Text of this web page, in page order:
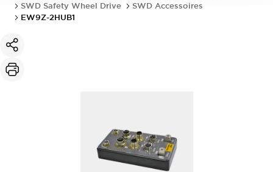
SWD Safety Wheel Drive
SWD Accessoires
EW9Z-2HUB1